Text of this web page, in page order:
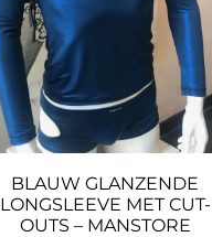
BLAUW GLANZENDE
LONGSLEEVE MET CUT-
OUTS – MANSTORE